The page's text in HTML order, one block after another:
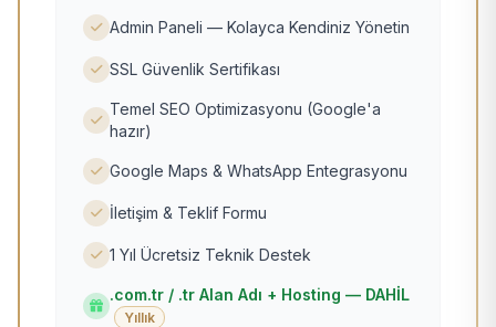
Admin Paneli — Kolayca Kendiniz Yönetin
SSL Güvenlik Sertifikası
Temel SEO Optimizasyonu (Google'a
hazır)
Google Maps & WhatsApp Entegrasyonu
İletişim & Teklif Formu
1 Yıl Ücretsiz Teknik Destek
.com.tr / .tr Alan Adı + Hosting — DAHİL
Yıllık